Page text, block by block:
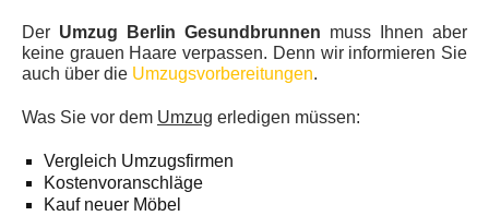
Der Umzug Berlin Gesundbrunnen muss Ihnen aber
keine grauen Haare verpassen. Denn wir informieren Sie
auch über die Umzugsvorbereitungen.
Was Sie vor dem Umzug erledigen müssen:
Vergleich Umzugsfirmen
Kostenvoranschläge
Kauf neuer Möbel